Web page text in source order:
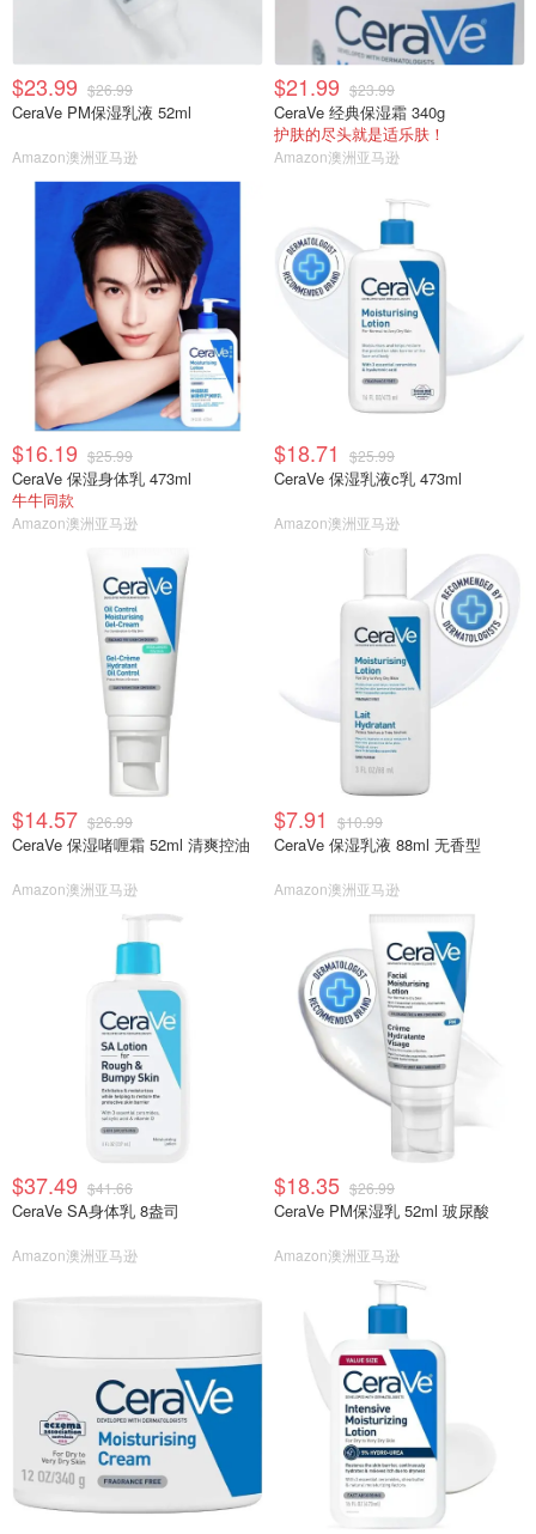
$23.99 $26.99
CeraVe PM保湿乳液 52ml
Amazon澳洲亚马逊
$21.99 $23.99
CeraVe 经典保湿霜 340g
护肤的尽头就是适乐肤！
Amazon澳洲亚马逊
$16.19 $25.99
CeraVe 保湿身体乳 473ml
牛牛同款
Amazon澳洲亚马逊
$18.71 $25.99
CeraVe 保湿乳液c乳 473ml
Amazon澳洲亚马逊
$14.57 $26.99
CeraVe 保湿啫喱霜 52ml 清爽控油
Amazon澳洲亚马逊
$7.91 $10.99
CeraVe 保湿乳液 88ml 无香型
Amazon澳洲亚马逊
$37.49 $41.66
CeraVe SA身体乳 8盎司
Amazon澳洲亚马逊
$18.35 $26.99
CeraVe PM保湿乳 52ml 玻尿酸
Amazon澳洲亚马逊